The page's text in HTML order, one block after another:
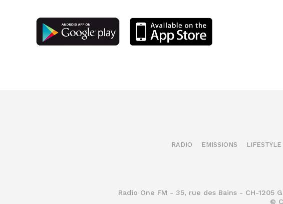
RADIO EMISSIONS LIFESTYLE
Radio One FM - 35, rue des Bains - CH-
©